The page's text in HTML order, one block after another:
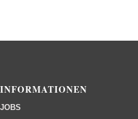
INFORMATIONEN
JOBS